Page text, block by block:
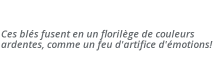
Ces blés fusent en un florilège de couleurs
ardentes, comme un feu d'artifice d'émotions!